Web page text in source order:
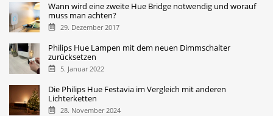
Wann wird eine zweite Hue Bridge notwendig und worauf
muss man achten?
29. Dezember 2017
Philips Hue Lampen mit dem neuen Dimmschalter
zurücksetzen
5. Januar 2022
Die Philips Hue Festavia im Vergleich mit anderen
Lichterketten
28. November 2024